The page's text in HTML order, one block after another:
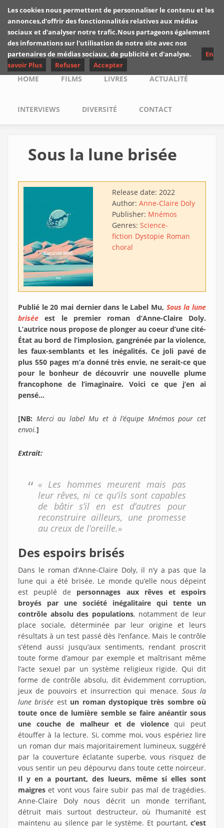
Skip to main content
Les critiques de
Yuyine
Main menu
HOME FILMS LIVRES ACTUALITÉ
INTERVIEWS DIVERSITÉ CONTACT
Sous la lune brisée
Release date: 2022
Author: Anne-Claire Doly
Publisher: Mnémos
Genres: Science-
fiction Dystopie Roman
choral
Publié le 20 mai dernier dans le Label Mu, Sous la lune
brisée est le premier roman d’Anne-Claire Doly.
L’autrice nous propose de plonger au coeur d’une cité-
État au bord de l’implosion, gangrénée par la violence,
les faux-semblants et les inégalités. Ce joli pavé de
plus 550 pages m’a donné très envie, ne serait-ce que
pour le bonheur de découvrir une nouvelle plume
francophone de l’imaginaire. Voici ce que j’en ai
pensé…
[NB: Merci au label Mu et à l’équipe Mnémos pour cet
envoi.]
Extrait:
« Les hommes meurent mais pas
leur rêves, ni ce qu’ils sont capables
de bâtir s’il en est d’autres pour
reconstruire ailleurs, une promesse
au creux de l’oreille.»
Des espoirs brisés
Dans le roman d’Anne-Claire Doly, il n’y a pas que la
lune qui a été brisée. Le monde qu’elle nous dépeint
est peuplé de personnages aux rêves et espoirs
broyés par une société inégalitaire qui tente un
contrôle absolu des populations, notamment de leur
place sociale, déterminée par leur origine et leurs
résultats à un test passé dès l’enfance. Mais le contrôle
s’étend aussi jusqu’aux sentiments, rendant proscrit
toute forme d’amour par exemple et maîtrisant même
l’acte sexuel par un système religieux rigide. Qui dit
forme de contrôle absolu, dit évidemment corruption,
jeux de pouvoirs et insurrection qui menace. Sous la
lune brisée est un roman dystopique très sombre où
toute once de lumière semble se faire anéantir sous
une couche de malheur et de violencequi peut
étouffer à la lecture. Si, comme moi, vous espériez lire
un roman dur mais majoritairement lumineux, suggéré
par la couverture éclatante superbe, vous risquez de
vous sentir un peu dépourvu dans toute cette noirceur.
Il y en a pourtant, des lueurs, même si elles sont
maigres et vont vous faire subir pas mal de tragédies.
Anne-Claire Doly nous décrit un monde terrifiant,
détruit mais surtout destructeur, où l’humanité est
maintenu au silence par le système. Et pourtant, c’est
Les cookies nous permettent de personnaliser le contenu et les
annonces,d'offrir des fonctionnalités relatives aux médias
sociaux et d'analyser notre trafic.Nous partageons également
des informations sur l'utilisation de notre site avec nos
partenaires de médias sociaux, de publicité et d'analyse.
En
savoir Plus
Refuser Accepter